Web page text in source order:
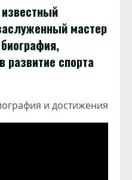
мастер
спорта